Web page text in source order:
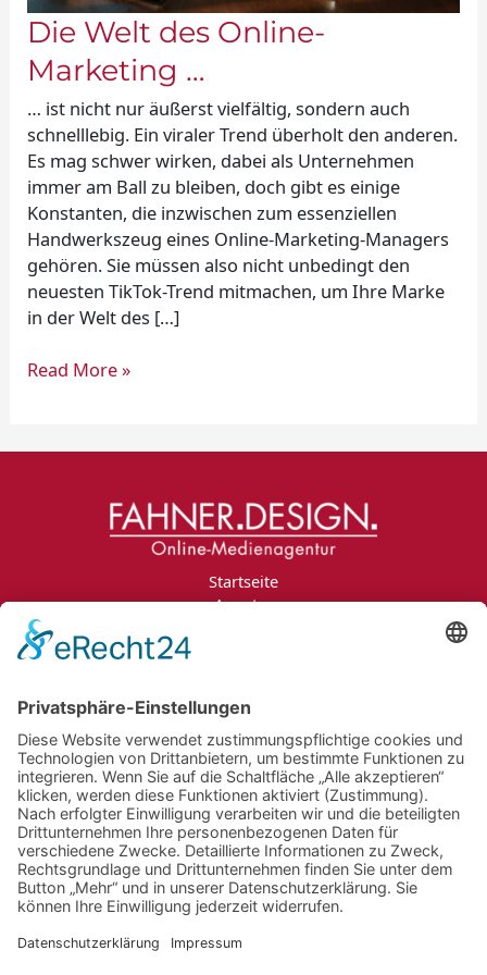
Die Welt des Online-
Marketing …
… ist nicht nur äußerst vielfältig, sondern auch
schnelllebig. Ein viraler Trend überholt den anderen.
Es mag schwer wirken, dabei als Unternehmen
immer am Ball zu bleiben, doch gibt es einige
Konstanten, die inzwischen zum essenziellen
Handwerkszeug eines Online-Marketing-Managers
gehören. Sie müssen also nicht unbedingt den
neuesten TikTok-Trend mitmachen, um Ihre Marke
in der Welt des […]
Read More »
Startseite
Agentur
Blog
Kontakt
Impressum
Datenschutzerklärung
Informationspflichten
Newsletter
Jobs
Bildnachweise
AGB